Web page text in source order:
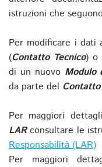
istruzioni che
Per modificare i dati
(Contatto Tecnico) o
di un nuovo Modulo
da parte del
Per maggiori
LARconsultare le
Responsabilità (LAR)
Per maggiori